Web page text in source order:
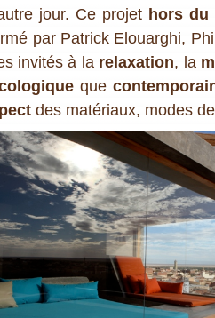
jour. Ce projet hors du
par Patrick Elouarghi,
invités à la relaxation, la
que
des matériaux, modes